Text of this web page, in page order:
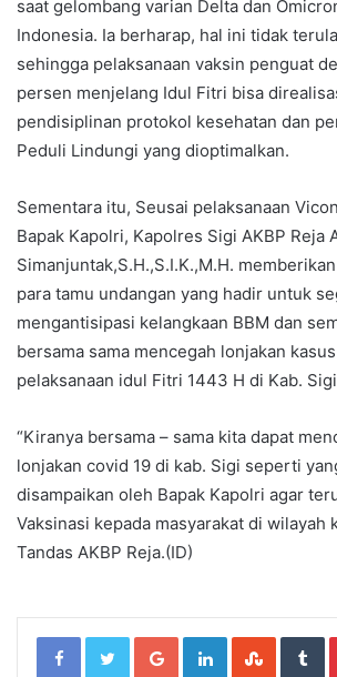
saat gelombang varian Delta dan
Indonesia. Ia berharap, hal ini tidak
sehingga pelaksanaan vaksin penguat
persen menjelang Idul Fitri bisa
pendisiplinan protokol kesehatan dan
Peduli Lindungi yang dioptimalkan.
Sementara itu, Seusai pelaksanaan
Bapak Kapolri, Kapolres Sigi AKBP Reja
Simanjuntak,S.H.,S.I.K.,M.H.
para tamu undangan yang hadir untuk
mengantisipasi kelangkaan BBM dan
bersama sama mencegah lonjakan
pelaksanaan idul Fitri 1443 H di Kab.
“Kiranya bersama – sama kita dapat
lonjakan covid 19 di kab. Sigi seperti
disampaikan oleh Bapak Kapolri agar
Vaksinasi kepada masyarakat di wilayah
Tandas AKBP Reja.(ID)
Google+LinkedIn